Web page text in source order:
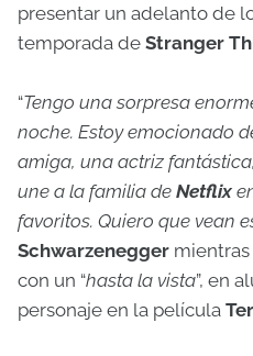
presentar un adelanto de
temporada de Stranger
“Tengo una sorpresa
noche. Estoy emocionado
amiga, una actriz
une a la familia de Netflix
favoritos. Quiero que vean
Schwarzenegger
con un “hasta la vista”, en
personaje en la película